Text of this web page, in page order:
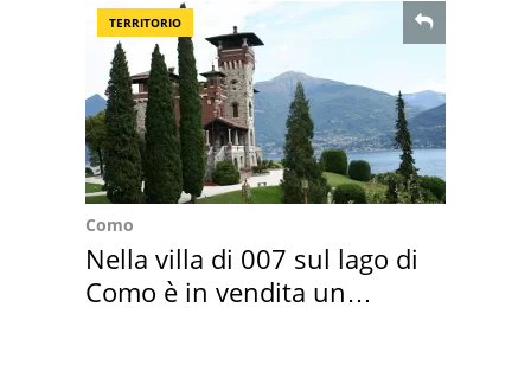
TERRITORIO
Como
Nella villa di 007 sul lago di
Como è in vendita un